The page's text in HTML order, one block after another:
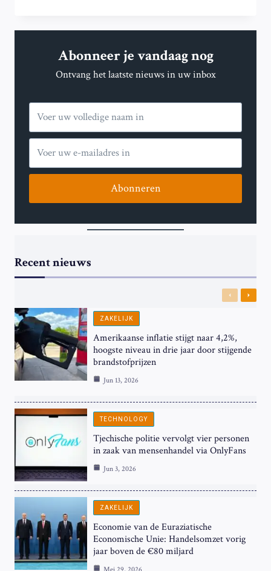
LIJST
BELANGRIJKE
GEBEURTENISSEN
–
1.082
Abonneer je vandaag nog
Ontvang het laatste nieuws in uw inbox
Abonneren
Recent nieuws
Previous
Next
ZAKELIJK
Amerikaanse inflatie stijgt naar 4,2%,
hoogste niveau in drie jaar door stijgende
brandstofprijzen
Jun 13, 2026
TECHNOLOGY
Tjechische politie vervolgt vier personen
in zaak van mensenhandel via OnlyFans
Jun 3, 2026
ZAKELIJK
Economie van de Euraziatische
Economische Unie: Handelsomzet vorig
jaar boven de €80 miljard